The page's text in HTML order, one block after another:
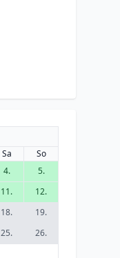
Sa
So
4.
5.
11.
12.
18.
19.
25.
26.